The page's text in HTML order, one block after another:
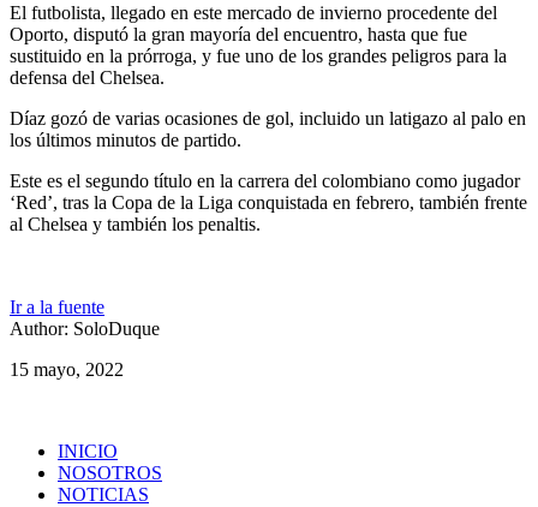
El futbolista, llegado en este mercado de invierno procedente del
Oporto, disputó la gran mayoría del encuentro, hasta que fue
sustituido en la prórroga, y fue uno de los grandes peligros para la
defensa del Chelsea.
Díaz gozó de varias ocasiones de gol, incluido un latigazo al palo en
los últimos minutos de partido.
Este es el segundo título en la carrera del colombiano como jugador
‘Red’, tras la Copa de la Liga conquistada en febrero, también frente
al Chelsea y también los penaltis.
Ir a la fuente
Author: SoloDuque
15 mayo, 2022
INICIO
NOSOTROS
NOTICIAS